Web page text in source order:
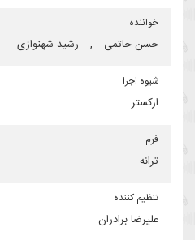
خواننده
حسن حاتمی , رشید شهنوازی
شیوه اجرا
اركستر
فرم
ترانه
تنظیم كننده
علیرضا برادران